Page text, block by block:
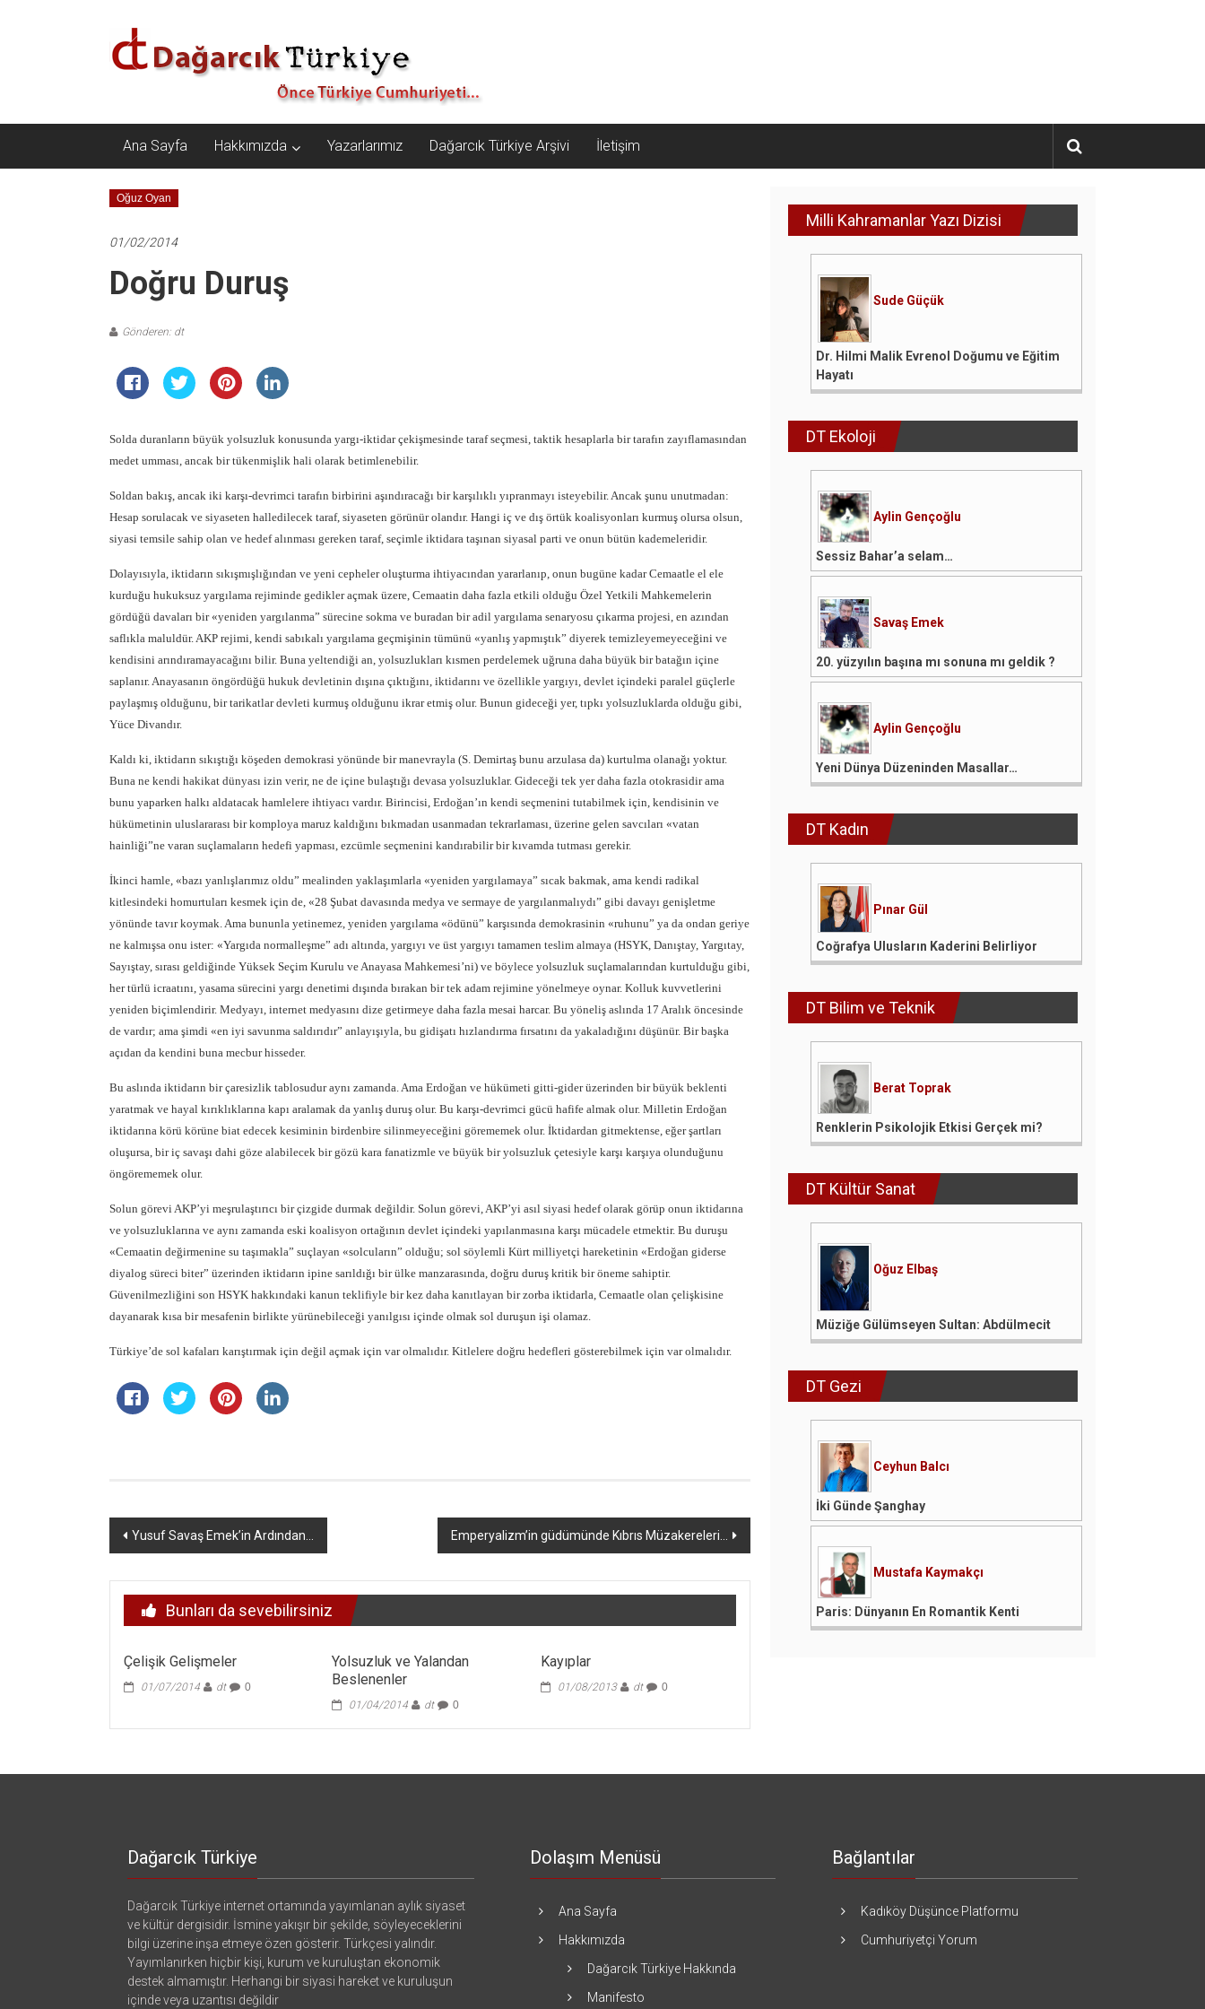
Dağarcık
Türkiye
Türkiye
Cumhuriyeti…
Ana Sayfa Hakkımızda Yazarlarımız Dağarcık Türkiye Arşivi İletişim
Oğuz Oyan
01/02/2014
Doğru Duruş
Gönderen: dt
Solda duranların büyük yolsuzluk konusunda yargı-iktidar çekişmesinde taraf seçmesi, taktik hesaplarla bir tarafın zayıflamasından
medet umması, ancak bir tükenmişlik hali olarak betimlenebilir.
Soldan bakış, ancak iki karşı-devrimci tarafın birbirini aşındıracağı bir karşılıklı yıpranmayı isteyebilir. Ancak şunu unutmadan:
Hesap sorulacak ve siyaseten halledilecek taraf, siyaseten görünür olandır. Hangi iç ve dış örtük koalisyonları kurmuş olursa olsun,
siyasi temsile sahip olan ve hedef alınması gereken taraf, seçimle iktidara taşınan siyasal parti ve onun bütün kademeleridir.
Dolayısıyla, iktidarın sıkışmışlığından ve yeni cepheler oluşturma ihtiyacından yararlanıp, onun bugüne kadar Cemaatle el ele
kurduğu hukuksuz yargılama rejiminde gedikler açmak üzere, Cemaatin daha fazla etkili olduğu Özel Yetkili Mahkemelerin
gördüğü davaları bir «yeniden yargılanma” sürecine sokma ve buradan bir adil yargılama senaryosu çıkarma projesi, en azından
saflıkla maluldür. AKP rejimi, kendi sabıkalı yargılama geçmişinin tümünü «yanlış yapmıştık” diyerek temizleyemeyeceğini ve
kendisini arındıramayacağını bilir. Buna yeltendiği an, yolsuzlukları kısmen perdelemek uğruna daha büyük bir batağın içine
saplanır. Anayasanın öngördüğü hukuk devletinin dışına çıktığını, iktidarını ve özellikle yargıyı, devlet içindeki paralel güçlerle
paylaşmış olduğunu, bir tarikatlar devleti kurmuş olduğunu ikrar etmiş olur. Bunun gideceği yer, tıpkı yolsuzluklarda olduğu gibi,
Yüce Divandır.
Kaldı ki, iktidarın sıkıştığı köşeden demokrasi yönünde bir manevrayla (S. Demirtaş bunu arzulasa da) kurtulma olanağı yoktur.
Buna ne kendi hakikat dünyası izin verir, ne de içine bulaştığı devasa yolsuzluklar. Gideceği tek yer daha fazla otokrasidir ama
bunu yaparken halkı aldatacak hamlelere ihtiyacı vardır. Birincisi, Erdoğan’ın kendi seçmenini tutabilmek için, kendisinin ve
hükümetinin uluslararası bir komploya maruz kaldığını bıkmadan usanmadan tekrarlaması, üzerine gelen savcıları «vatan
hainliği”ne varan suçlamaların hedefi yapması, ezcümle seçmenini kandırabilir bir kıvamda tutması gerekir.
İkinci hamle, «bazı yanlışlarımız oldu” mealinden yaklaşımlarla «yeniden yargılamaya” sıcak bakmak, ama kendi radikal
kitlesindeki homurtuları kesmek için de, «28 Şubat davasında medya ve sermaye de yargılanmalıydı” gibi davayı genişletme
yönünde tavır koymak. Ama bununla yetinemez, yeniden yargılama «ödünü” karşısında demokrasinin «ruhunu” ya da ondan geriye
ne kalmışsa onu ister: «Yargıda normalleşme” adı altında, yargıyı ve üst yargıyı tamamen teslim almaya (HSYK, Danıştay, Yargıtay,
Sayıştay, sırası geldiğinde Yüksek Seçim Kurulu ve Anayasa Mahkemesi’ni) ve böylece yolsuzluk suçlamalarından kurtulduğu gibi,
her türlü icraatını, yasama sürecini yargı denetimi dışında bırakan bir tek adam rejimine yönelmeye oynar. Kolluk kuvvetlerini
yeniden biçimlendirir. Medyayı, internet medyasını dize getirmeye daha fazla mesai harcar. Bu yöneliş aslında 17 Aralık öncesinde
de vardır; ama şimdi «en iyi savunma saldırıdır” anlayışıyla, bu gidişatı hızlandırma fırsatını da yakaladığını düşünür. Bir başka
açıdan da kendini buna mecbur hisseder.
Bu aslında iktidarın bir çaresizlik tablosudur aynı zamanda. Ama Erdoğan ve hükümeti gitti-gider üzerinden bir büyük beklenti
yaratmak ve hayal kırıklıklarına kapı aralamak da yanlış duruş olur. Bu karşı-devrimci gücü hafife almak olur. Milletin Erdoğan
iktidarına körü körüne biat edecek kesiminin birdenbire silinmeyeceğini görememek olur. İktidardan gitmektense, eğer şartları
oluşursa, bir iç savaşı dahi göze alabilecek bir gözü kara fanatizmle ve büyük bir yolsuzluk çetesiyle karşı karşıya olunduğunu
öngörememek olur.
Solun görevi AKP’yi meşrulaştırıcı bir çizgide durmak değildir. Solun görevi, AKP’yi asıl siyasi hedef olarak görüp onun iktidarına
ve yolsuzluklarına ve aynı zamanda eski koalisyon ortağının devlet içindeki yapılanmasına karşı mücadele etmektir. Bu duruşu
«Cemaatin değirmenine su taşımakla” suçlayan «solcuların” olduğu; sol söylemli Kürt milliyetçi hareketinin «Erdoğan giderse
diyalog süreci biter” üzerinden iktidarın ipine sarıldığı bir ülke manzarasında, doğru duruş kritik bir öneme sahiptir.
Güvenilmezliğini son HSYK hakkındaki kanun teklifiyle bir kez daha kanıtlayan bir zorba iktidarla, Cemaatle olan çelişkisine
dayanarak kısa bir mesafenin birlikte yürünebileceği yanılgısı içinde olmak sol duruşun işi olamaz.
Türkiye’de sol kafaları karıştırmak için değil açmak için var olmalıdır. Kitlelere doğru hedefleri gösterebilmek için var olmalıdır.
Yazı
Yusuf Savaş Emek’in Ardından… Emperyalizm’in güdümünde Kıbrıs Müzakereleri…
Bunları da sevebilirsiniz
Çelişik Gelişmeler
01/07/2014 dt 0
Yolsuzluk ve Yalandan
Beslenenler
01/04/2014 dt 0
Kayıplar
01/08/2013 dt 0
Milli Kahramanlar Yazı Dizisi
Sude Güçük
Dr. Hilmi Malik Evrenol Doğumu ve Eğitim
Hayatı
DT Ekoloji
Aylin Gençoğlu
Sessiz Bahar’a selam…
Savaş Emek
20. yüzyılın başına mı sonuna mı geldik ?
Aylin Gençoğlu
Yeni Dünya Düzeninden Masallar…
DT Kadın
Pınar Gül
Coğrafya Ulusların Kaderini Belirliyor
DT Bilim ve Teknik
Berat Toprak
Renklerin Psikolojik Etkisi Gerçek mi?
DT Kültür Sanat
Oğuz Elbaş
Müziğe Gülümseyen Sultan: Abdülmecit
DT Gezi
Ceyhun Balcı
İki Günde Şanghay
Mustafa Kaymakçı
Paris: Dünyanın En Romantik Kenti
Dağarcık Türkiye
Dağarcık Türkiye internet ortamında yayımlanan aylık siyaset
ve kültür dergisidir. İsmine yakışır bir şekilde, söyleyeceklerini
bilgi üzerine inşa etmeye özen gösterir. Türkçesi yalındır.
Yayımlanırken hiçbir kişi, kurum ve kuruluştan ekonomik
destek almamıştır. Herhangi bir siyasi hareket ve kuruluşun
içinde veya uzantısı değildir
Dolaşım Menüsü
Ana Sayfa
Hakkımızda
Dağarcık Türkiye Hakkında
Manifesto
Bağlantılar
Kadıköy Düşünce Platformu
Cumhuriyetçi Yorum